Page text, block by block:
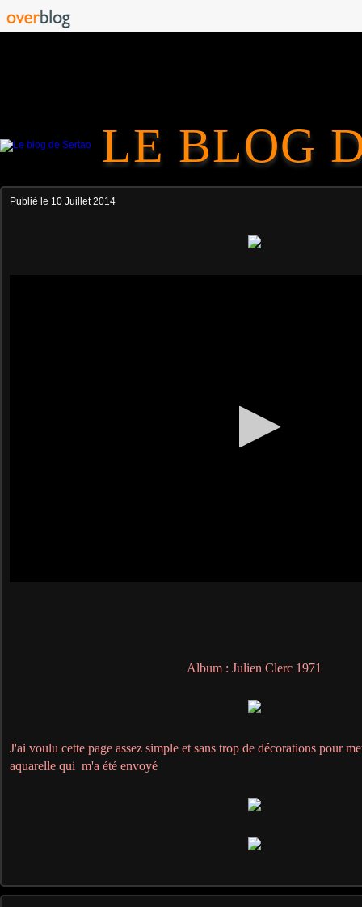
LE BLOG
Publié le 10 Juillet 2014
Album : Julien Clerc 1971
J'ai voulu cette page assez simple et sans trop de décorations pour
aquarelle qui m'a été envoyé